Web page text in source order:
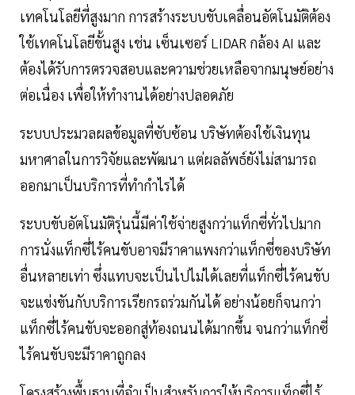
เทคโนโลยีที่สูงมาก การสร้างระบบขับเคลื่อนอัตโนมัติต้อง
ใช้เทคโนโลยีขั้นสูง เช่น เซ็นเซอร์ LIDAR กล้อง AI และ
ต้องได้รับการตรวจสอบและความช่วยเหลือจากมนุษย์อย่าง
ต่อเนื่อง เพื่อให้ทำงานได้อย่างปลอดภัย
ระบบประมวลผลข้อมูลที่ซับซ้อน บริษัทต้องใช้เงินทุน
มหาศาลในการวิจัยและพัฒนา แต่ผลลัพธ์ยังไม่สามารถ
ออกมาเป็นบริการที่ทำกำไรได้
ระบบขับอัตโนมัติรุ่นนี้มีค่าใช้จ่ายสูงกว่าแท็กซี่ทั่วไปมาก
การนั่งแท็กซี่ไร้คนขับอาจมีราคาแพงกว่าแท็กซี่ของบริษัท
อื่นหลายเท่า ซึ่งแทบจะเป็นไปไม่ได้เลยที่แท็กซี่ไร้คนขับ
จะแข่งขันกับบริการเรียกรถร่วมกันได้ อย่างน้อยก็จนกว่า
แท็กซี่ไร้คนขับจะออกสู่ท้องถนนได้มากขึ้น จนกว่าแท็กซี่
ไร้คนขับจะมีราคาถูกลง